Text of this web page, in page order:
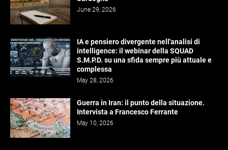
June 29, 2026
IA e pensiero divergente nell'analisi di
intelligence: il webinar della SQUAD
S.M.P.D. su una sfida sempre più attuale e
complessa
May 28, 2026
Guerra in Iran: il punto della situazione.
Intervista a Francesco Ferrante
May 10, 2026